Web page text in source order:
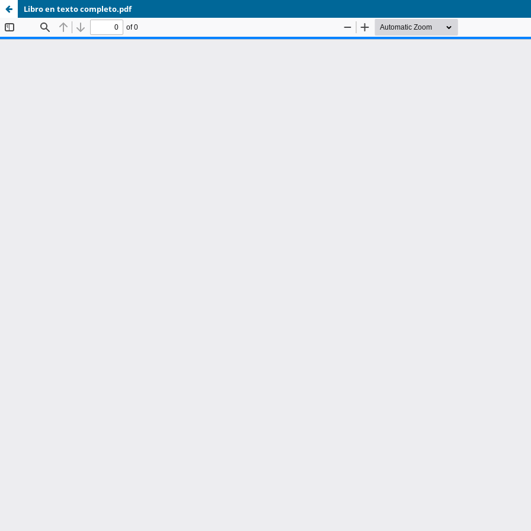
Libro en texto completo.pdf